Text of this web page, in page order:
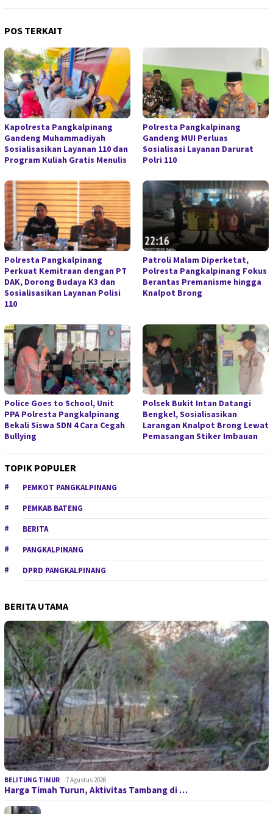
POS TERKAIT
Kapolresta Pangkalpinang
Gandeng Muhammadiyah
Sosialisasikan Layanan 110 dan
Program Kuliah Gratis Menulis
Polresta Pangkalpinang
Gandeng MUI Perluas
Sosialisasi Layanan Darurat
Polri 110
Polresta Pangkalpinang
Perkuat Kemitraan dengan PT
DAK, Dorong Budaya K3 dan
Sosialisasikan Layanan Polisi
110
Patroli Malam Diperketat,
Polresta Pangkalpinang Fokus
Berantas Premanisme hingga
Knalpot Brong
Police Goes to School, Unit
PPA Polresta Pangkalpinang
Bekali Siswa SDN 4 Cara Cegah
Bullying
Polsek Bukit Intan Datangi
Bengkel, Sosialisasikan
Larangan Knalpot Brong Lewat
Pemasangan Stiker Imbauan
TOPIK POPULER
PEMKOT PANGKALPINANG
PEMKAB BATENG
BERITA
PANGKALPINANG
DPRD PANGKALPINANG
BERITA UTAMA
BELITUNG TIMUR 7 Agustus 2026
Harga Timah Turun, Aktivitas Tambang di …